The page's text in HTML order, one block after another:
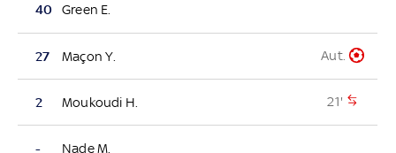
40 Green E.
27 Maçon Y. Aut.
2 Moukoudi H. 21'
- Nade M.